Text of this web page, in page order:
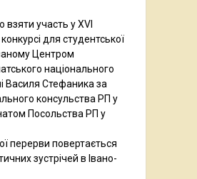
участь у XVI
для студентської
Центром
національного
Василя Стефаника за
консульства РП у
Посольства РП у
перерви повертається
зустрічей в Івано-